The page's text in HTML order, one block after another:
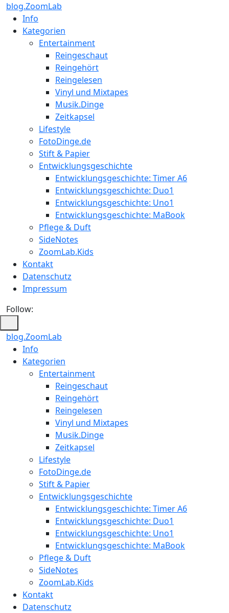
blog.ZoomLab
Info
Kategorien
Entertainment
Reingeschaut
Reingehört
Reingelesen
Vinyl und Mixtapes
Musik.Dinge
Zeitkapsel
Lifestyle
FotoDinge.de
Stift & Papier
Entwicklungsgeschichte
Entwicklungsgeschichte: Timer A6
Entwicklungsgeschichte: Duo1
Entwicklungsgeschichte: Uno1
Entwicklungsgeschichte: MaBook
Pflege & Duft
SideNotes
ZoomLab.Kids
Kontakt
Datenschutz
Impressum
Follow:
blog.ZoomLab
ZoomLab
//
Info
Kategorien
Entertainment
Reingeschaut
Reingehört
Reingelesen
Vinyl und Mixtapes
Musik.Dinge
Zeitkapsel
Lifestyle
FotoDinge.de
Stift & Papier
Entwicklungsgeschichte
Entwicklungsgeschichte: Timer A6
Entwicklungsgeschichte: Duo1
Entwicklungsgeschichte: Uno1
Entwicklungsgeschichte: MaBook
Pflege & Duft
SideNotes
ZoomLab.Kids
Kontakt
Datenschutz